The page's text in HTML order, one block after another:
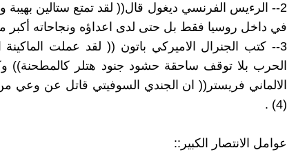
2-- الرءيس الفرنسي ديغول قال(( لقد تمتع ستالين بهيبة
في داخل روسيا فقط بل حتى لدى اعداؤه ونجاحاته أكبر
3-- كتب الجنرال الاميركي باتون (( لقد عملت
الحرب بلا توقف ساحقة حشود جنود هتلر كالمطحنة))
الالماني فريستر(( ان الجندي السوفيتي قاتل عن وعي
(4) .
عوامل الانتصار الكبير::